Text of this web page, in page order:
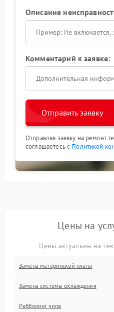
Описание
Комментарий к заявке:
Отправить заявку
Отправляя заявку на ремонт
соглашаетесь с Политикой
Цены на
Цены актуальны на
Замена материнской платы
Замена системы охлаждения
Ребболинг чипа